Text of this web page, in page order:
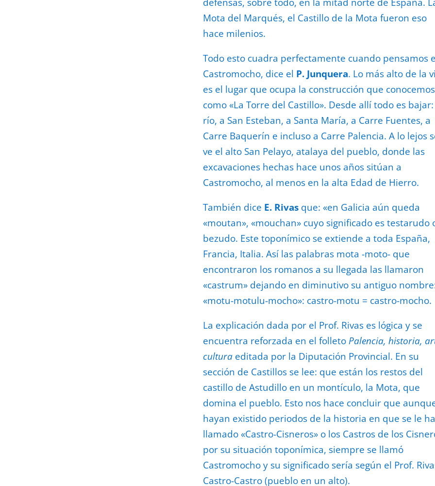
Mota del Marqués, el Castillo de la Mota fueron eso
hace milenios.
Todo esto cuadra perfectamente cuando pensamos
Castromocho, dice el P. Junquera. Lo más alto de la
es el lugar que ocupa la construcción que conocemos
como «La Torre del Castillo». Desde allí todo es
río, a San Esteban, a Santa María, a Carre Fuentes, a
Carre Baquerín e incluso a Carre Palencia. A lo lejos
ve el alto San Pelayo, atalaya del pueblo, donde las
excavaciones hechas hace unos años sitúan a
Castromocho, al menos en la alta Edad de Hierro.
También dice E. Rivasque: «en Galicia aún queda
«moutan», «mouchan» cuyo significado es testarudo
bezudo. Este toponímico se extiende a toda España,
Francia, Italia. Así las palabras mota -moto- que
encontraron los romanos a su llegada las llamaron
«castrum» dejando en diminutivo su antiguo
«motu-motulu-mocho»: castro-motu = castro-mocho.
La explicación dada por el Prof. Rivas es lógica y se
encuentra reforzada en el folletoPalencia, historia,
culturaeditada por la Diputación Provincial. En su
sección de Castillos se lee: que están los restos del
castillo de Astudillo en un montículo, la Mota, que
domina el pueblo. Esto nos hace concluir que
hayan existido periodos de la historia en que se le
llamado «Castro-Cisneros» o los Castros de los
por su situación toponímica, siempre se llamó
Castromocho y su significado sería según el Prof.
Castro-Castro (pueblo en un alto).